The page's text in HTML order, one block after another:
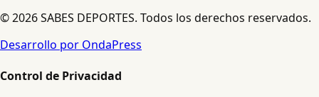
© 2026 SABES DEPORTES. Todos los derechos reservados.
Desarrollo por OndaPress
Control de Privacidad